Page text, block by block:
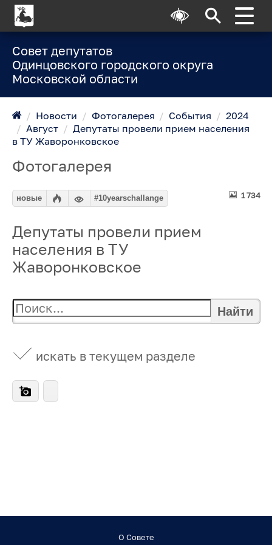
Совет депутатов
Одинцовского городского округа
Московской области
/ Новости / Фотогалерея / События / 2024
/ Август /
Депутаты провели прием населения
в ТУ Жаворонковское
Фотогалерея
1 734
новые #10yearschallange
Депутаты провели прием
населения в ТУ
Жаворонковское
Найти
искать в текущем разделе
О Совете